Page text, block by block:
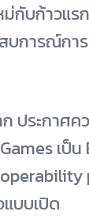
กับก้าวแ
บการณ์กา
ประกาศ
เป็
บบเปิด